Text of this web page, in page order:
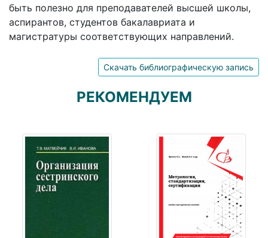
быть полезно для преподавателей высшей школы,
аспирантов, студентов бакалавриата и
магистратуры соответствующих направлений.
Скачать библиографическую запись
РЕКОМЕНДУЕМ